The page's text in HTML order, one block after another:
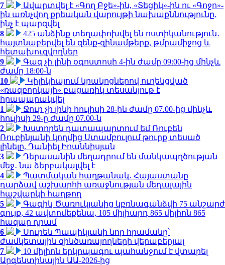
7
Ավարտվել է «Գող Բջե»-ին, «Տեցիկ»-ին ու «Գոջո»-
ին առնչվող քրեական վարույթի նախաքննությունը.
ինչ է պարզվել
8
425 անձինք տեղափոխվել են ոստիկանություն․
հայտնաբերվել են զենք-զինամթերք, թմրամիջոց և
հետախուզվողներ
9
Գազ չի լինի օգոստոսի 4-ին ժամը 09:00-ից մինչև
ժամը 18:00-ն
10
Կիլիկիայում կրակոցներով ուղեկցված
«ռազբորկայի» բացառիկ տեսանյութ է
հրապարակվել
1
Ջուր չի լինի հուլիսի 28-ին ժամը 07.00-ից մինչև
հուլիսի 29-ը ժամը 07.00-ն
2
Խստորեն դատապարտում եմ Ռուբեն
Ռուբինյանի կողմից Ստամբուլում թուրք տեսած
լինելը. Դանիել Իոաննիսյան
3
Դերասանին մեղադրում են մանկապղծության
մեջ․ նա ձերբակալվել է
4
Պատմական հաղթանակ․ Հայաստանը
դարձավ աշխարհի առաջնության մեդալային
հաշվարկի հաղթող
5
Գագիկ Ծառուկյանից կբռնագանձվի 75 անշարժ
գույք, 42 ավտոմեքենա, 105 միլիարդ 865 միլիոն 865
հազար դրամ
6
Սուրեն Պապիկյանի նոր հրամանը՝
ժամկետային զինծառայողների վերաբերյալ
7
10 միլիոն երկրպագու պահանջում է վտարել
Արգենտինային ԱԱ-2026-ից